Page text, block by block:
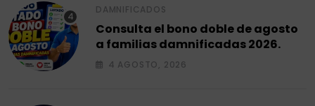
DAMNIFICADOS
Consulta el bono doble de agosto
a familias damnificadas 2026.
4 AGOSTO, 2026